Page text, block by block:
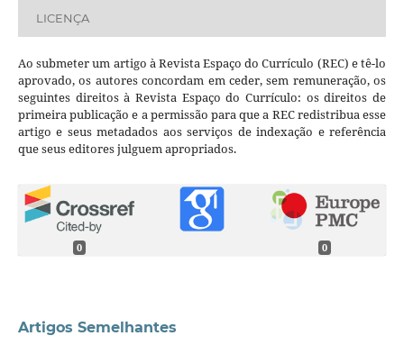
LICENÇA
Ao submeter um artigo à Revista Espaço do Currículo (REC) e tê-lo
aprovado, os autores concordam em ceder, sem remuneração, os
seguintes direitos à Revista Espaço do Currículo: os direitos de
primeira publicação e a permissão para que a REC redistribua esse
artigo e seus metadados aos serviços de indexação e referência
que seus editores julguem apropriados.
0 0
Artigos Semelhantes